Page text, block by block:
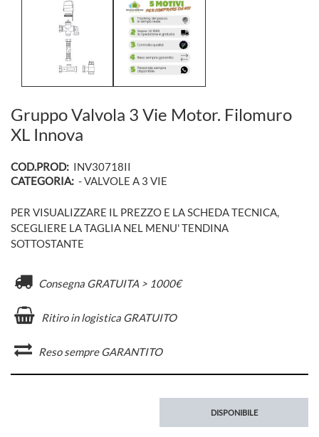
Gruppo Valvola 3 Vie Motor. Filomuro
XL Innova
COD.PROD: INV30718II
CATEGORIA: - VALVOLE A 3 VIE
PER VISUALIZZARE IL PREZZO E LA SCHEDA TECNICA,
SCEGLIERE LA TAGLIA NEL MENU' TENDINA
SOTTOSTANTE
Consegna GRATUITA > 1000€
Ritiro in logistica GRATUITO
Reso sempre GARANTITO
DISPONIBILE